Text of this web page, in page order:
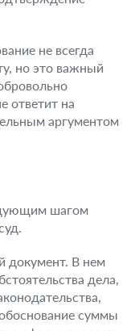
не всегда
но это важный
ответит на
аргументом
шагом
документ. В нем
дела,
суммы